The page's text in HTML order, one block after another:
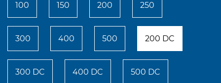
100 150 200 250
300 400 500 200 DC
300 DC 400 DC 500 DC